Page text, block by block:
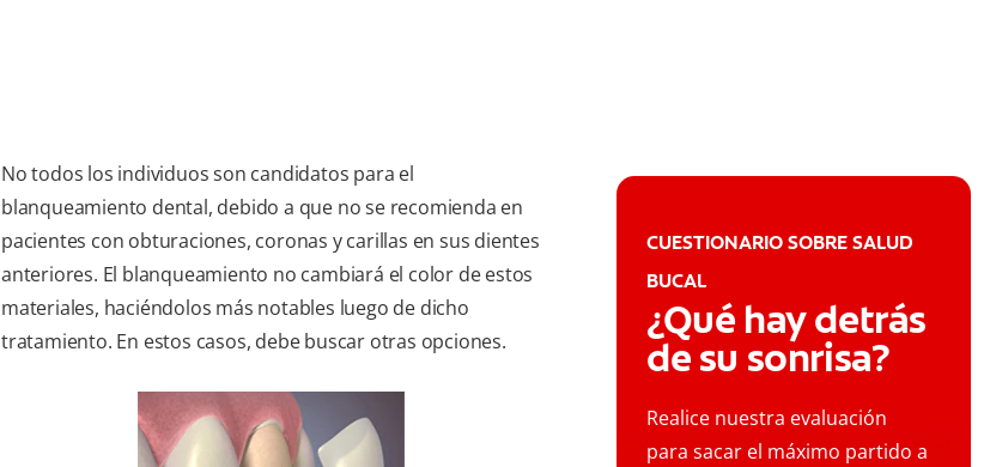
No todos los individuos son candidatos para el
blanqueamiento dental, debido a que no se recomienda en
pacientes con obturaciones, coronas y carillas en sus dientes
anteriores. El blanqueamiento no cambiará el color de estos
materiales, haciéndolos más notables luego de dicho
tratamiento. En estos casos, debe buscar otras opciones.
CUESTIONARIO SOBRE SALUD
BUCAL
¿Qué hay detrás
de su sonrisa?
Realice nuestra evaluación
para sacar el máximo partido a